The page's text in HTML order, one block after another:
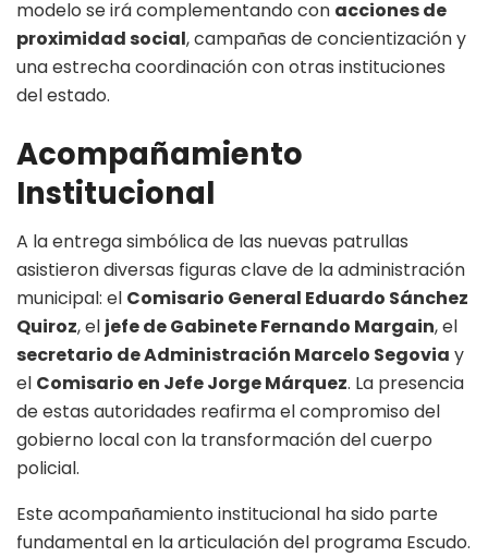
modelo se irá complementando con acciones de
proximidad social, campañas de concientización y
una estrecha coordinación con otras instituciones
del estado.
Acompañamiento
Institucional
A la entrega simbólica de las nuevas patrullas
asistieron diversas figuras clave de la administración
municipal: el Comisario General Eduardo Sánchez
Quiroz, el jefe de Gabinete Fernando Margain, el
secretario de Administración Marcelo Segovia y
el Comisario en Jefe Jorge Márquez. La presencia
de estas autoridades reafirma el compromiso del
gobierno local con la transformación del cuerpo
policial.
Este acompañamiento institucional ha sido parte
fundamental en la articulación del programa Escudo.